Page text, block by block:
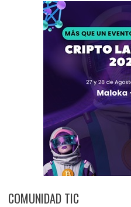
COMUNIDAD TIC